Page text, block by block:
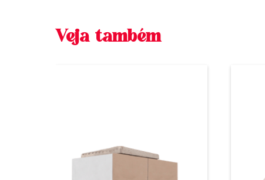
Veja também